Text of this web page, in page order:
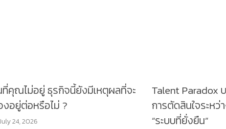
ที่คุณไม่อยู่ ธุรกิจนี้ยังมีเหตุผลที่จะ
งอยู่ต่อหรือไม่ ?
24, 2026
Talent Paradox
การตัดสินใจระหว่
“ระบบที่ยั่งยืน”